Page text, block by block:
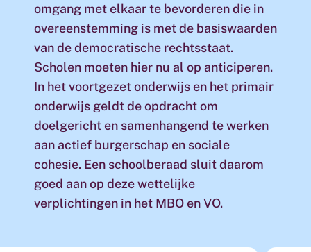
omgang met elkaar te bevorderen die in
overeenstemming is met de basiswaarden
van de democratische rechtsstaat.
Scholen moeten hier nu al op anticiperen.
In het voortgezet onderwijs en het primair
onderwijs geldt de opdracht om
doelgericht en samenhangend te werken
aan actief burgerschap en sociale
cohesie. Een schoolberaad sluit daarom
goed aan op deze wettelijke
verplichtingen in het MBO en VO.